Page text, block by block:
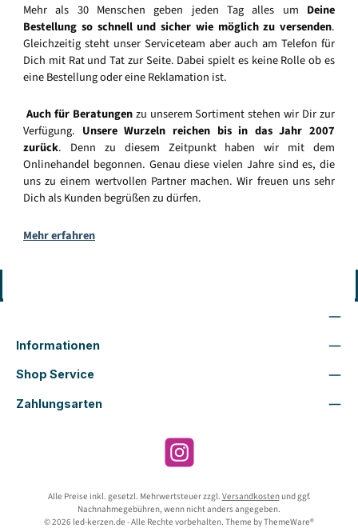
Mehr als 30 Menschen geben jeden Tag alles um Deine
Bestellung so schnell und sicher wie möglich zu versenden.
Gleichzeitig steht unser Serviceteam aber auch am Telefon für
Dich mit Rat und Tat zur Seite. Dabei spielt es keine Rolle ob es
eine Bestellung oder eine Reklamation ist.
Auch für Beratungenzu unserem Sortiment stehen wir Dir zur
Verfügung. Unsere Wurzeln reichen bis in das Jahr 2007
zurück. Denn zu diesem Zeitpunkt haben wir mit dem
Onlinehandel begonnen. Genau diese vielen Jahre sind es, die
uns zu einem wertvollen Partner machen. Wir freuen uns sehr
Dich als Kunden begrüßen zu dürfen.
Mehr erfahren
Informationen
Shop Service
Zahlungsarten
Instagram
Alle Preise inkl. gesetzl. Mehrwertsteuer zzgl. Versandkostenund ggf.
Nachnahmegebühren, wenn nicht anders angegeben.
© 2026 led-kerzen.de - Alle Rechte vorbehalten. Theme byThemeWare®